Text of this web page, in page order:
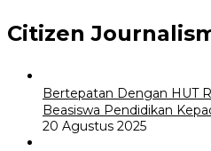
Citizen
Bertepatan Dengan HUT
Beasiswa Pendidikan
20 Agustus 2025